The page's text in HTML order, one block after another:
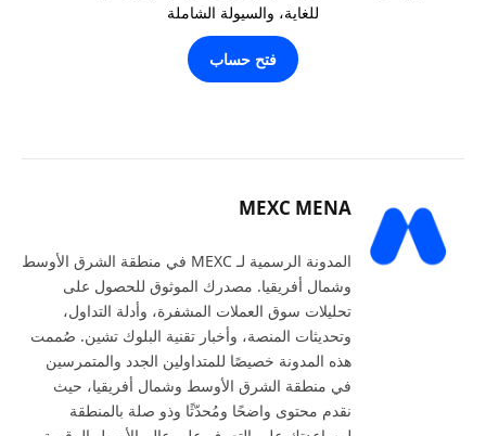
للغاية، والسيولة الشاملة
فتح حساب
MEXC MENA
المدونة الرسمية لـ MEXC في منطقة الشرق الأوسط
وشمال أفريقيا. مصدرك الموثوق للحصول على
تحليلات سوق العملات المشفرة، وأدلة التداول،
وتحديثات المنصة، وأخبار تقنية البلوك تشين. صُممت
هذه المدونة خصيصًا للمتداولين الجدد والمتمرسين
في منطقة الشرق الأوسط وشمال أفريقيا، حيث
نقدم محتوى واضحًا ومُحدّثًا وذو صلة بالمنطقة